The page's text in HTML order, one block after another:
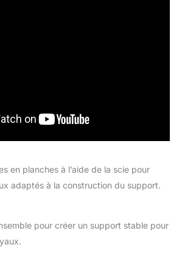
en planches à l’aide de la scie pour
adaptés à la construction du support.
pour créer un support stable pour